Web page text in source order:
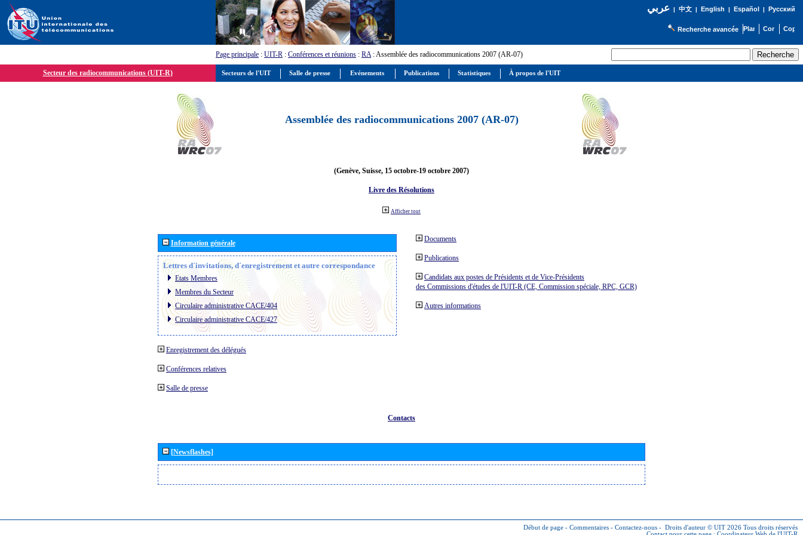
عربي| 中文| English | Español | Русский
Recherche avancée
Page principale : UIT-R : Conférences et réunions : RA: Assemblée des radiocommunications 2007 (AR-07)
Secteur des radiocommunications (UIT-R)
Assemblée des radiocommunications 2007 (AR-07)
(Genève, Suisse, 15 octobre-19 octobre 2007)
Livre des Résolutions
Afficher tout
Information générale
Lettres d´invitations, d´enregistrement et autre correspondance
Etats Membres
Membres du Secteur
Circulaire administrative CACE/404
Circulaire administrative CACE/427
Enregistrement des délégués
Conférences relatives
Salle de presse
Documents
Publications
Candidats aux postes de Présidents et de Vice-Présidents
des Commissions d'études de l'UIT-R (CE, Commission spéciale, RPC, GCR)
Autres informations
Contacts
[Newsflashes]
Début de page - Commentaires - Contactez-nous - Droits d'auteur © UIT 2026 Tous droits réservés
Secteurs de l'UIT Salle de presse Evénements Publications Statistiques À propos de l'UIT